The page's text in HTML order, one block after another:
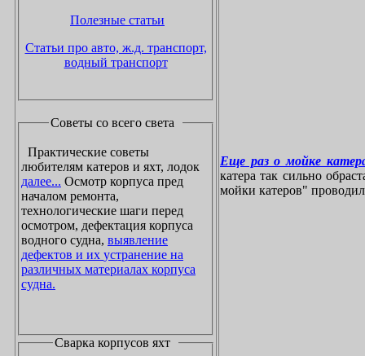
Полезные статьи
Статьи про авто, ж.д. транспорт,
водный транспорт
Советы со всего света
Практические советы
любителям катеров и яхт, лодок
далее... Осмотр корпуса пред
началом ремонта,
технологические шаги перед
осмотром, дефектация корпуса
водного судна, выявление
дефектов и их устранение на
различных материалах корпуса
судна.
Сварка корпусов яхт
Еще раз о мойке
катера так сильно
мойки катеров"